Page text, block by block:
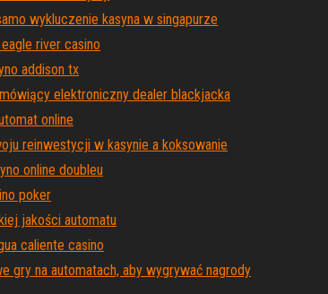
wykluczenie kasyna w singapurze
river casino
addison tx
elektroniczny dealer blackjacka
online
reinwestycji w kasynie a koksowanie
online doubleu
poker
jakości automatu
caliente casino
gry na automatach, aby wygrywać nagrody